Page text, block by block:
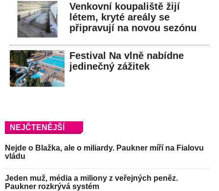
Venkovní koupaliště žijí
létem, kryté areály se
připravují na novou sezónu
Festival Na vlně nabídne
jedinečný zážitek
NEJČTENĚJŠÍ
Nejde o Blažka, ale o miliardy. Paukner míří na Fialovu
vládu
Jeden muž, média a miliony z veřejných peněz.
Paukner rozkrývá systém